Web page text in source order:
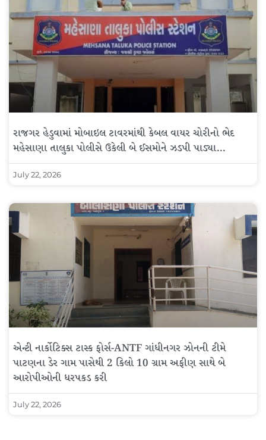
રાજગર હેડુવામાં મોબાઇલ ટાવરમાંથી કેબલ વાયર ચોરીનો ભેદ
મહેસાણા તાલુકા પોલીસે ઉકેલી બે ઈસમોને ઝડપી પાડ્યા…
July 22, 2026
એન્ટી નાર્કોટિક્સ ટાસ્ક ફોર્સ-ANTF ગાંધીનગર ઝોનની ટીમે
પાટણના ડેર ગામ પાસેથી 2 કિલો 10 ગ્રામ અફીણ સાથે બે
આરોપીઓની ધરપકડ કરી
July 22, 2026